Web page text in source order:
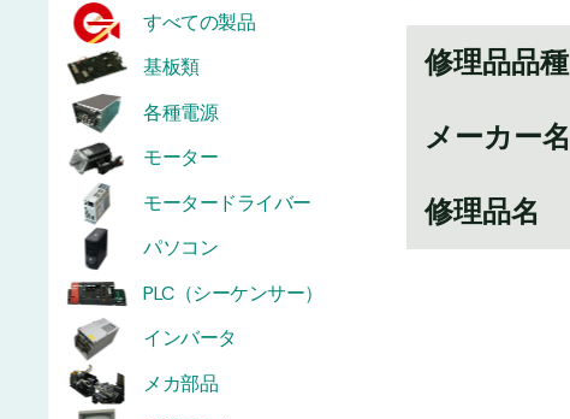
すべての製品
基板類
各種電源
モーター
モータードライバー
パソコン
PLC（シーケンサー）
インバータ
メカ部品
修理品品種
メーカー名
修理品名